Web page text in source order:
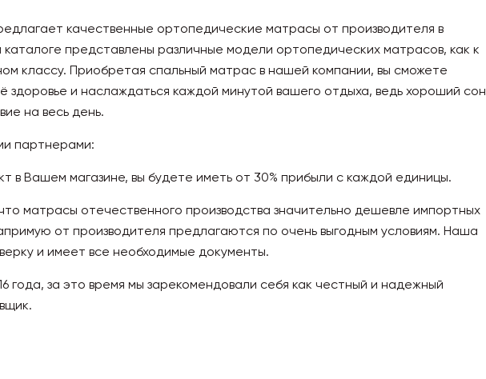
качественные ортопедические матрасы от производителя в
представлены различные модели ортопедических матрасов, как к
классу. Приобретая спальный матрас в нашей компании, вы сможете
здоровье и наслаждаться каждой минутой вашего отдыха, ведь хороший сон
на весь день.
партнерами:
в Вашем магазине, вы будете иметь от 30% прибыли с каждой единицы.
матрасы отечественного производства значительно дешевле импортных
от производителя предлагаются по очень выгодным условиям. Наша
и имеет все необходимые документы.
года, за это время мы зарекомендовали себя как честный и надежный